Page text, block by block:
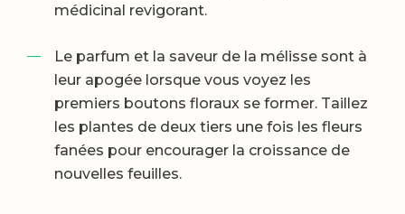
médicinal revigorant.
Le parfum et la saveur de la mélisse sont à
leur apogée lorsque vous voyez les
premiers boutons floraux se former. Taillez
les plantes de deux tiers une fois les fleurs
fanées pour encourager la croissance de
nouvelles feuilles.